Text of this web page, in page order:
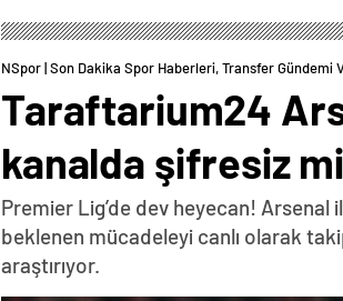
NSpor | Son Dakika Spor Haberleri, Transfer Gündemi
Taraftarium24
kanalda şifresiz
Premier Lig’de dev heyecan! Arsenal
beklenen mücadeleyi canlı olarak
araştırıyor.